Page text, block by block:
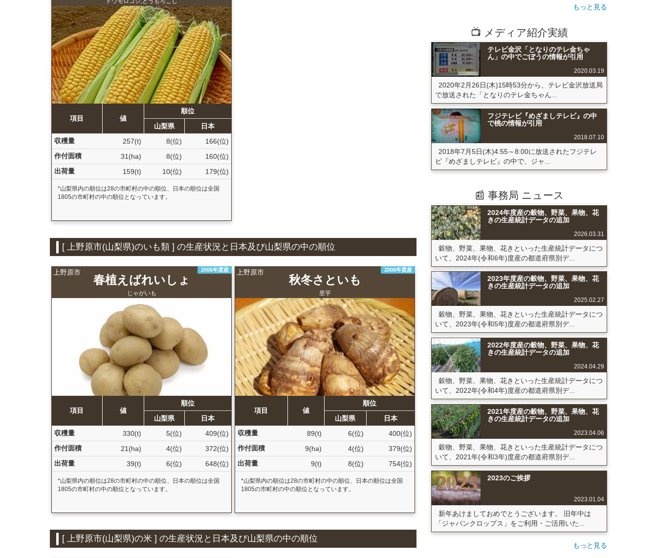
項目 値
順位
山梨県
日本
収穫量
257(t) 8(位)
166(位)
作付面積
31(ha) 8(位)
160(位)
出荷量
159(t) 10(位) 179(位)
*山梨県内の順位は28の市町村の中の順位、日本の順位は全国
1805の市町村の中の順位となっています。
[ 上野原市(山梨県)のいも類 ] の生産状況と日本及び山梨県の中の順位
上野原市 2006年度産
春植えばれいしょ
じゃがいも
項目 値
順位
山梨県
日本
収穫量
330(t) 5(位)
409(位)
作付面積
21(ha) 4(位)
372(位)
出荷量
39(t) 6(位) 648(位)
*山梨県内の順位は28の市町村の中の順位、日本の順位は全国
1805の市町村の中の順位となっています。
上野原市 2006年度産
秋冬さといも
里芋
項目 値
順位
山梨県
日本
収穫量
89(t) 6(位)
400(位)
作付面積
9(ha) 4(位)
379(位)
出荷量
9(t) 8(位) 754(位)
*山梨県内の順位は28の市町村の中の順位、日本の順位は全国
1805の市町村の中の順位となっています。
[ 上野原市(山梨県)の米 ] の生産状況と日本及び山梨県の中の順位
もっと見る
📺 メディア紹介実績
テレビ金沢「となりのテレ金ちゃ
ん」の中でごぼうの情報が引用
2020.03.19
2020年2月26日(木)15時53分から、テレビ金沢放送局
で放送された「となりのテレ金ちゃん...
フジテレビ『めざましテレビ』の中
で桃の情報が引用
2018.07.10
2018年7月5日(木)4:55～8:00に放送されたフジテレ
ビ『めざましテレビ』の中で、ジャ...
📰 事務局 ニュース
2024年度産の穀物、野菜、果物、花
きの生産統計データの追加
2026.03.31
穀物、野菜、果物、花きといった生産統計データにつ
いて、2024年(令和6年)度産の都道府県別デ...
2023年度産の穀物、野菜、果物、花
きの生産統計データの追加
2025.02.27
穀物、野菜、果物、花きといった生産統計データにつ
いて、2023年(令和5年)度産の都道府県別デ...
2022年度産の穀物、野菜、果物、花
きの生産統計データの追加
2024.04.29
穀物、野菜、果物、花きといった生産統計データにつ
いて、2022年(令和4年)度産の都道府県別デ...
2021年度産の穀物、野菜、果物、花
きの生産統計データの追加
2023.04.06
穀物、野菜、果物、花きといった生産統計データにつ
いて、2021年(令和3年)度産の都道府県別デ...
2023のご挨拶
2023.01.04
新年あけましておめでとうございます。 旧年中は
「ジャパンクロップス」をご利用・ご活用いた...
もっと見る